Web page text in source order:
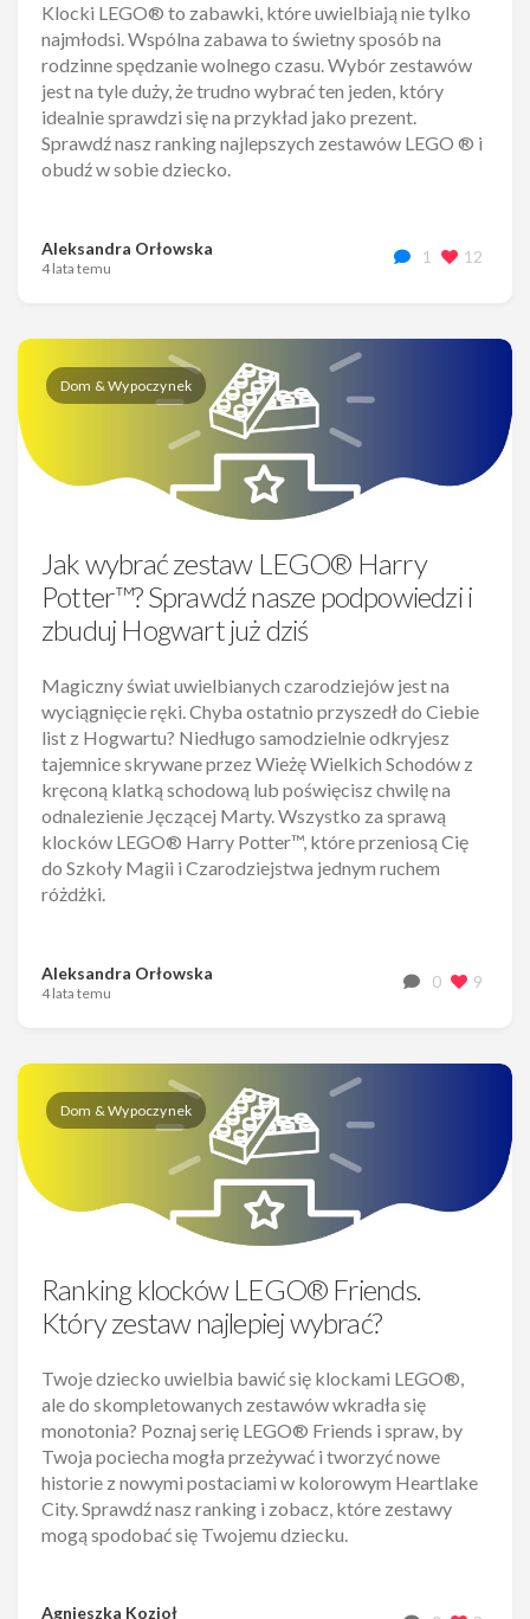
Klocki LEGO® to zabawki, które uwielbiają nie tylko
najmłodsi. Wspólna zabawa to świetny sposób na
rodzinne spędzanie wolnego czasu. Wybór zestawów
jest na tyle duży, że trudno wybrać ten jeden, który
idealnie sprawdzi się na przykład jako prezent.
Sprawdź nasz ranking najlepszych zestawów LEGO ® i
obudź w sobie dziecko.
Aleksandra Orłowska
4 lata temu
1 12
Dom & Wypoczynek
Jak wybrać zestaw LEGO® Harry
Potter™? Sprawdź nasze podpowiedzi i
zbuduj Hogwart już dziś
Magiczny świat uwielbianych czarodziejów jest na
wyciągnięcie ręki. Chyba ostatnio przyszedł do Ciebie
list z Hogwartu? Niedługo samodzielnie odkryjesz
tajemnice skrywane przez Wieżę Wielkich Schodów z
kręconą klatką schodową lub poświęcisz chwilę na
odnalezienie Jęczącej Marty. Wszystko za sprawą
klocków LEGO® Harry Potter™, które przeniosą Cię
do Szkoły Magii i Czarodziejstwa jednym ruchem
różdżki.
Aleksandra Orłowska
4 lata temu
0 9
Dom & Wypoczynek
Ranking klocków LEGO® Friends.
Który zestaw najlepiej wybrać?
Twoje dziecko uwielbia bawić się klockami LEGO®,
ale do skompletowanych zestawów wkradła się
monotonia? Poznaj serię LEGO® Friends i spraw, by
Twoja pociecha mogła przeżywać i tworzyć nowe
historie z nowymi postaciami w kolorowym Heartlake
City. Sprawdź nasz ranking i zobacz, które zestawy
mogą spodobać się Twojemu dziecku.
Agnieszka Kozioł